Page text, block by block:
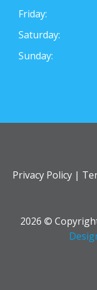
Friday:
Saturday:
Sunday:
Privacy Policy |
2026 ©